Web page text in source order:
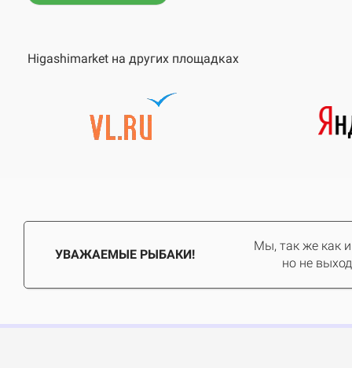
Higashimarket на других площадках
УВАЖАЕМЫЕ РЫБАКИ!
Мы, так же как
но не